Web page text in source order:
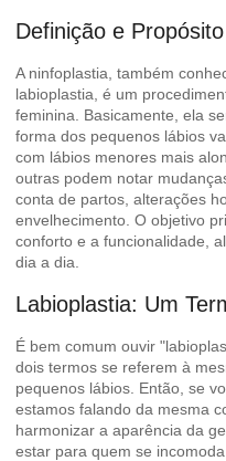
Definição e
A ninfoplastia, também
labioplastia, é um
feminina. Basicamente, ela
forma dos pequenos lábios
com lábios menores mais
outras podem notar
conta de partos, alterações
envelhecimento. O objetivo
conforto e a funcionalidade,
dia a dia.
Labioplastia: Um
É bem comum ouvir
dois termos se referem à
pequenos lábios. Então, se
estamos falando da mesma
harmonizar a aparência da
estar para quem se